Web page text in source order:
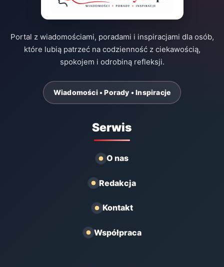
Portal z wiadomościami, poradami i inspiracjami dla osób,
które lubią patrzeć na codzienność z ciekawością,
spokojem i odrobiną refleksji.
Wiadomości • Porady • Inspiracje
Serwis
O nas
Redakcja
Kontakt
Współpraca